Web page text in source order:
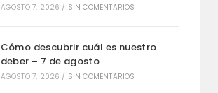
AGOSTO 7, 2026 / SIN COMENTARIOS
Cómo descubrir cuál es nuestro
deber – 7 de agosto
AGOSTO 7, 2026 / SIN COMENTARIOS